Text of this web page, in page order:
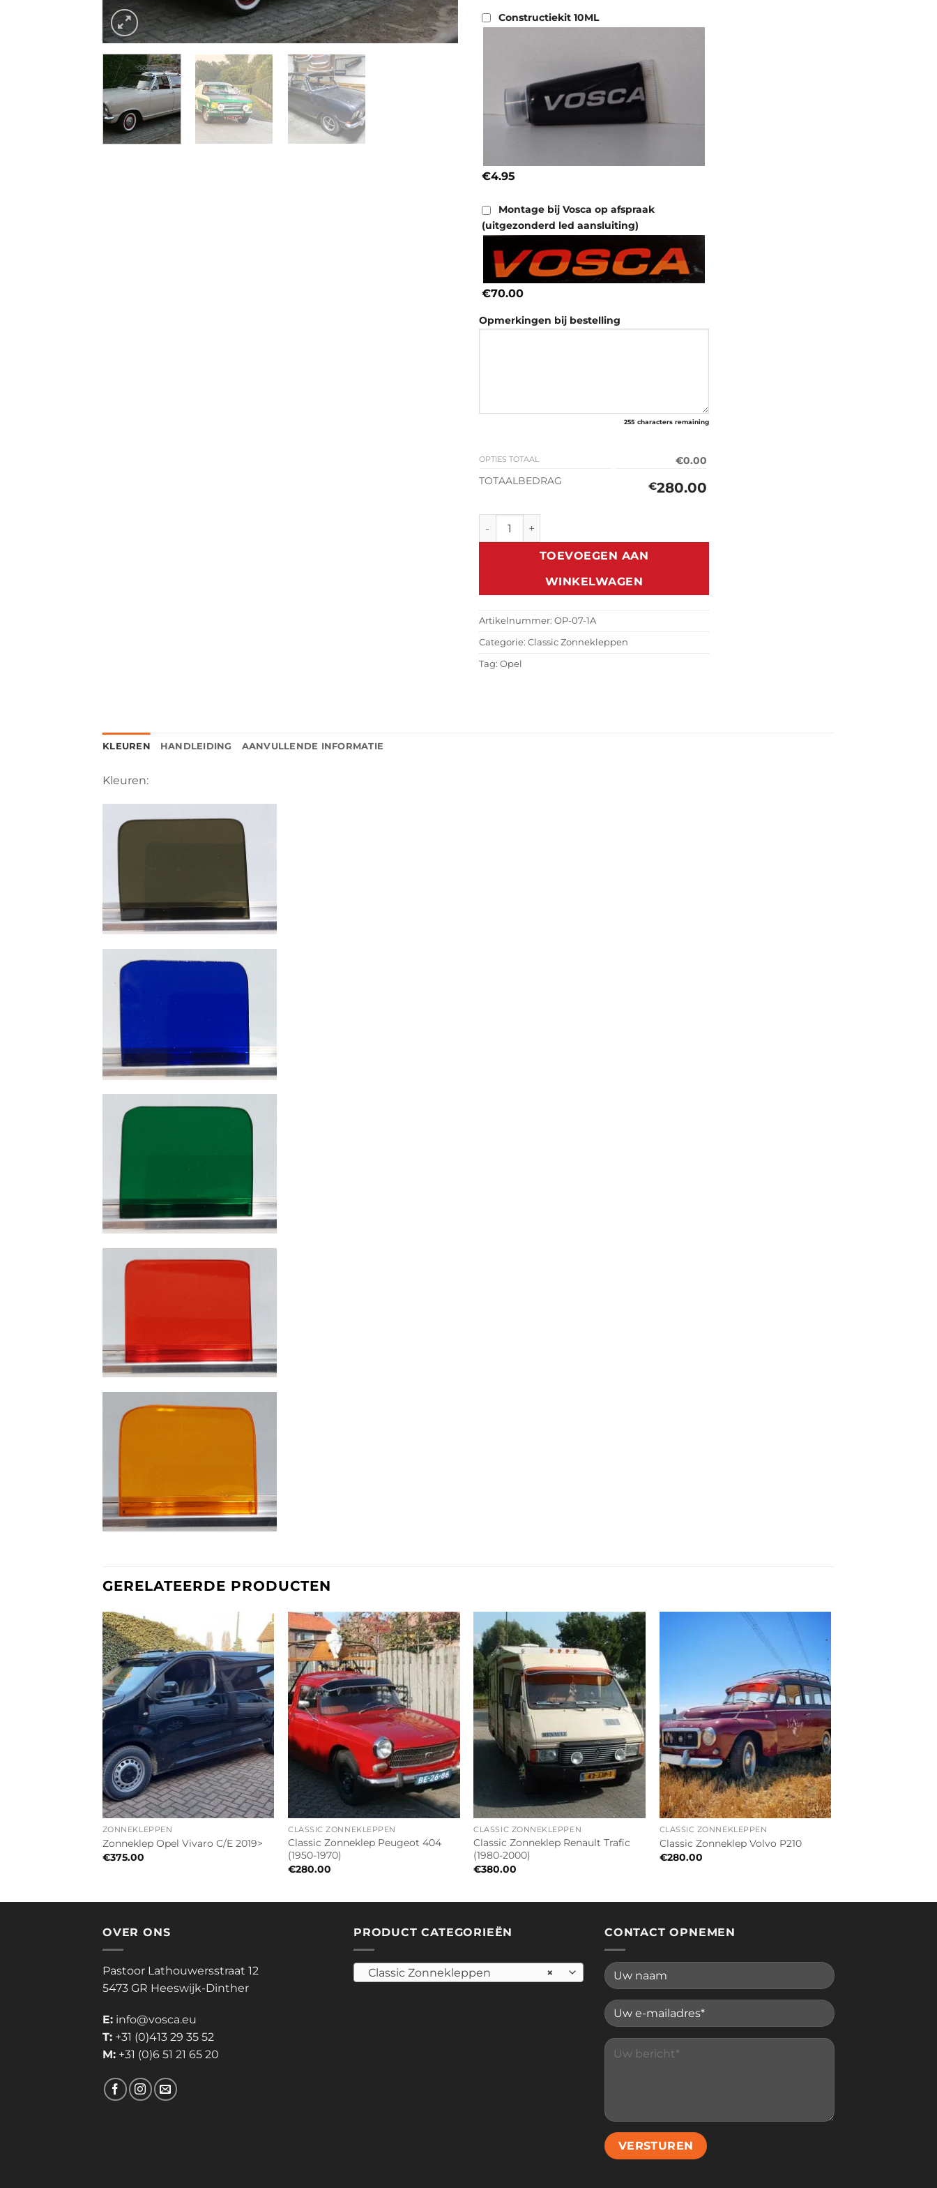
Constructiekit 10ML
€4.95
Montage bij Vosca op afspraak
(uitgezonderd led aansluiting)
€70.00
Opmerkingen bij bestelling
255 characters remaining
OPTIES TOTAAL
€0.00
TOTAALBEDRAG
€280.00
Classic Zonneklep Opel B Kadett aantal
TOEVOEGEN AAN
WINKELWAGEN
Artikelnummer: OP-07-1A
Categorie: Classic Zonnekleppen
Tag: Opel
KLEUREN HANDLEIDING AANVULLENDE INFORMATIE
Kleuren:
GERELATEERDE PRODUCTEN
ZONNEKLEPPEN
Zonneklep Opel Vivaro C/E 2019>
€375.00
CLASSIC ZONNEKLEPPEN
Classic Zonneklep Peugeot 404
(1950-1970)
€280.00
CLASSIC ZONNEKLEPPEN
Classic Zonneklep Renault Trafic
(1980-2000)
€380.00
CLASSIC ZONNEKLEPPEN
Classic Zonneklep Volvo P210
€280.00
OVER ONS
Pastoor Lathouwersstraat 12
5473 GR Heeswijk-Dinther
E: info@vosca.eu
T: +31 (0)413 29 35 52
M: +31 (0)6 51 21 65 20
PRODUCT CATEGORIEËN
×
Classic Zonnekleppen
CONTACT OPNEMEN
Please leave this field empty.